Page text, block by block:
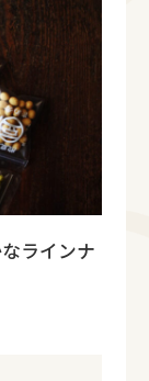
ラインナ